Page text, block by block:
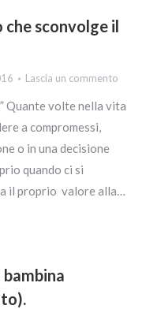
che sconvolge il
Lascia un commento
Quante volte nella vita
a compromessi,
o in una decisione
quando ci si
il proprio valore alla…